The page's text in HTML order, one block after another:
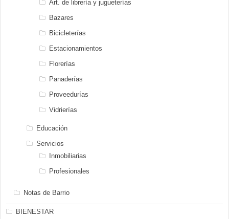
Art. de librería y jugueterías
Bazares
Bicicleterías
Estacionamientos
Florerías
Panaderías
Proveedurías
Vidrierías
Educación
Servicios
Inmobiliarias
Profesionales
Notas de Barrio
BIENESTAR